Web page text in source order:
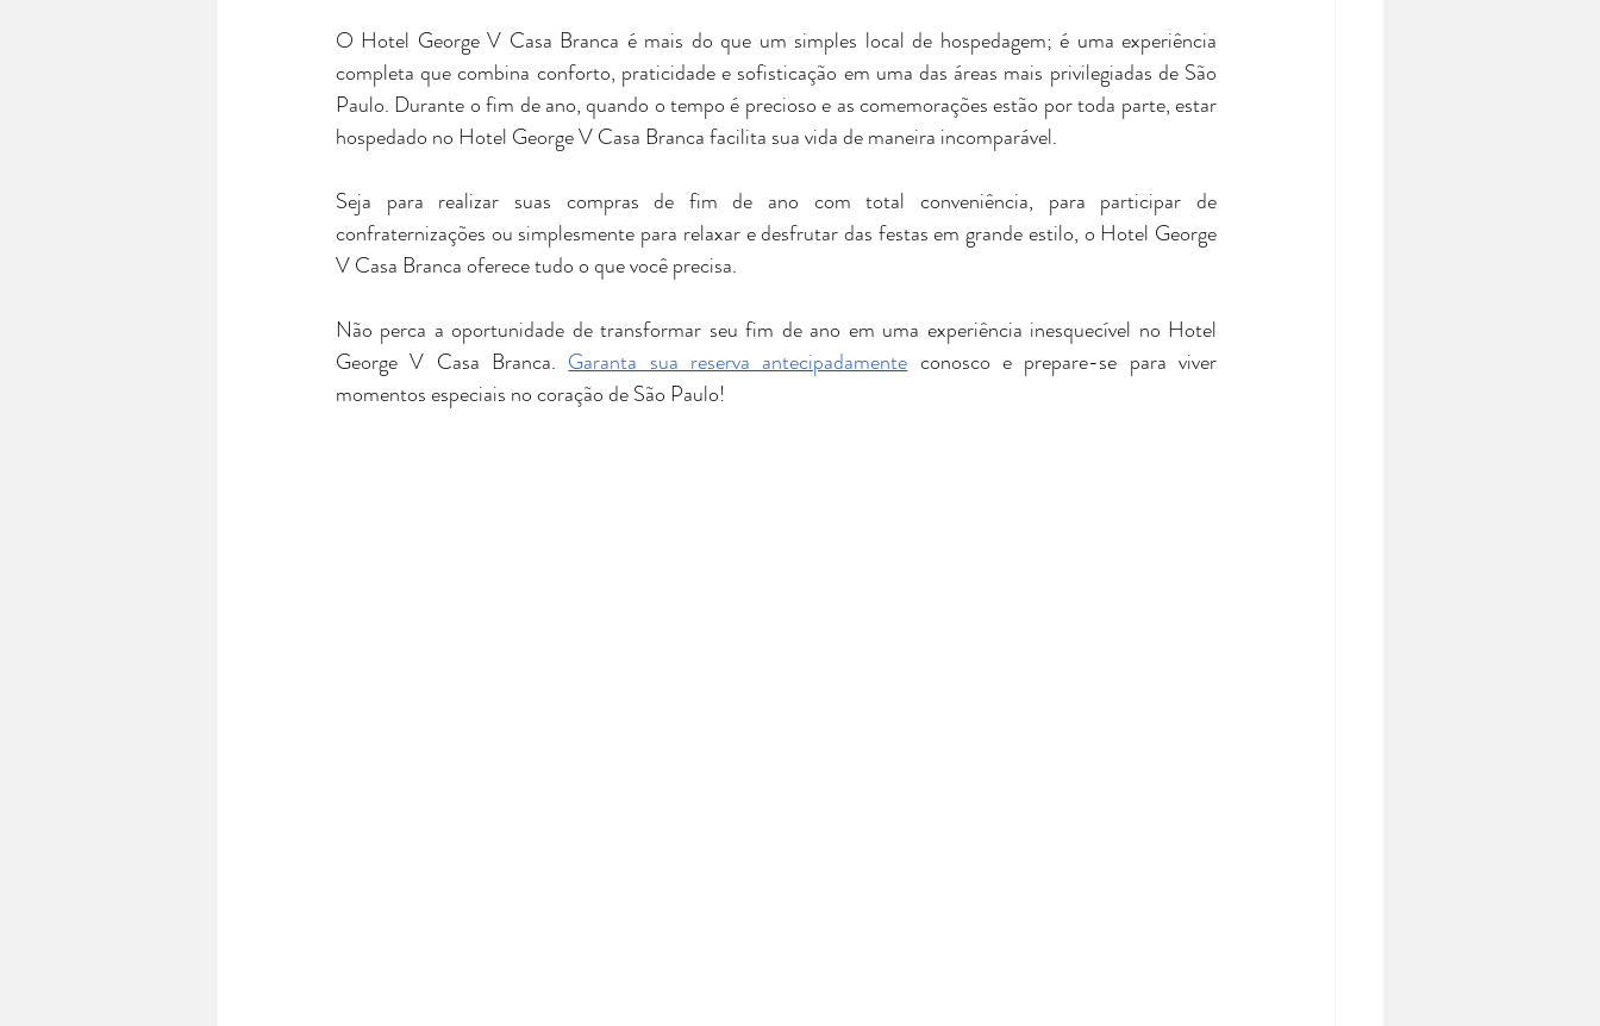
O Hotel George V Casa Branca é mais do que um simples local de hospedagem; é uma experiência
completa que combina conforto, praticidade e sofisticação em uma das áreas mais privilegiadas de São
Paulo. Durante o fim de ano, quando o tempo é precioso e as comemorações estão por toda parte, estar
hospedado no Hotel George V Casa Branca facilita sua vida de maneira incomparável.
Seja para realizar suas compras de fim de ano com total conveniência, para participar de
confraternizações ou simplesmente para relaxar e desfrutar das festas em grande estilo, o Hotel George
V Casa Branca oferece tudo o que você precisa.
Não perca a oportunidade de transformar seu fim de ano em uma experiência inesquecível no Hotel
George V Casa Branca. Garanta sua reserva antecipadamente conosco e prepare-se para viver
momentos especiais no coração de São Paulo!